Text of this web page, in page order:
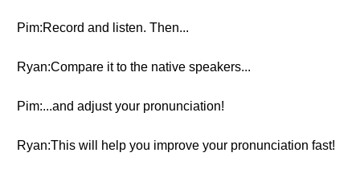
Pim:Record and listen. Then...
Ryan:Compare it to the native speakers...
Pim:...and adjust your pronunciation!
Ryan:This will help you improve your pronunciation fast!